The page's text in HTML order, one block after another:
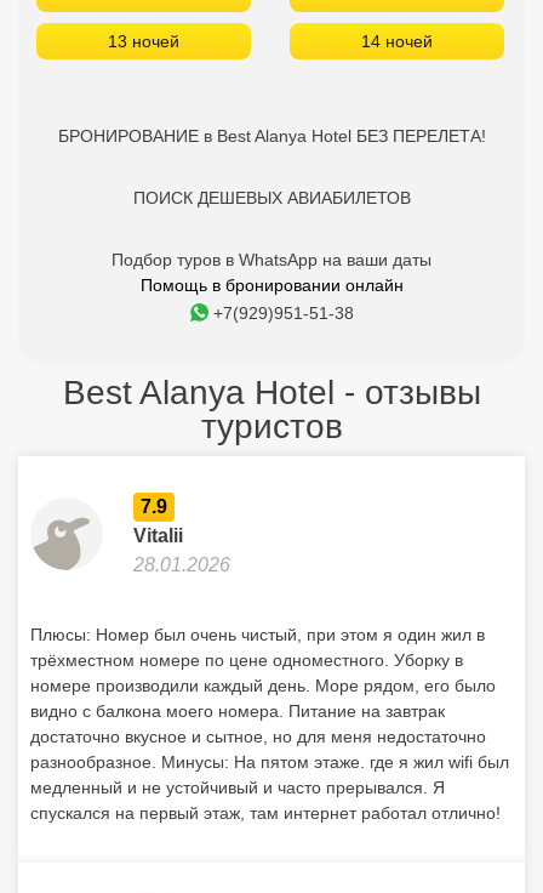
13 ночей 14 ночей
БРОНИРОВАНИЕ в Best Alanya Hotel БЕЗ ПЕРЕЛЕТА!
ПОИСК ДЕШЕВЫХ АВИАБИЛЕТОВ
Подбор туров в WhatsApp на ваши даты
Помощь в бронировании онлайн
+7(929)951-51-38
Best Alanya Hotel - отзывы
туристов
7.9
Vitalii
28.01.2026
Плюсы: Номер был очень чистый, при этом я один жил в
трёхместном номере по цене одноместного. Уборку в
номере производили каждый день. Море рядом, его было
видно с балкона моего номера. Питание на завтрак
достаточно вкусное и сытное, но для меня недостаточно
разнообразное. Минусы: На пятом этаже. где я жил wifi был
медленный и не устойчивый и часто прерывался. Я
спускался на первый этаж, там интернет работал отлично!